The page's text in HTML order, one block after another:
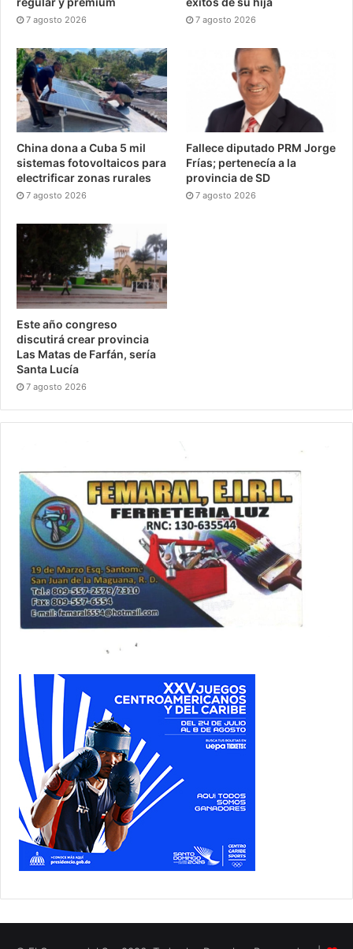
7 agosto 2026 7 agosto 2026
China dona a Cuba 5 mil
sistemas fotovoltaicos para
electrificar zonas rurales
7 agosto 2026
Fallece diputado PRM Jorge
Frías; pertenecía a la
provincia de SD
7 agosto 2026
Este año congreso
discutirá crear provincia
Las Matas de Farfán, sería
Santa Lucía
7 agosto 2026